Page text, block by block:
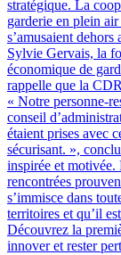
stratégique. La
garderie en plein
s’amusaient
Sylvie Gervais, la
économique de
rappelle que la
« Notre personne-
conseil
étaient prises avec
sécurisant. »,
inspirée et motivée.
rencontrées
s’immisce dans
territoires et qu’il
Découvrez la
innover et rester